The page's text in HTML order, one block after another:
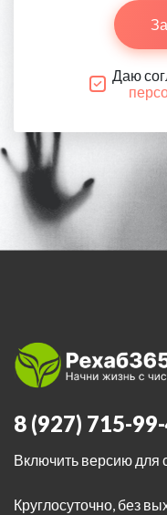
Даю
8 (927) 715-
Включить версию для
Круглосуточно, без